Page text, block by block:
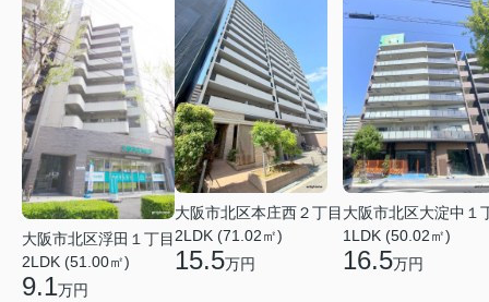
大阪市北区浮田１丁目
2LDK (51.00㎡)
9.1万円
大阪市北区本庄西２丁目
2LDK (71.02㎡)
15.5万円
大阪市北区大淀中１
1LDK (50.02㎡)
16.5万円